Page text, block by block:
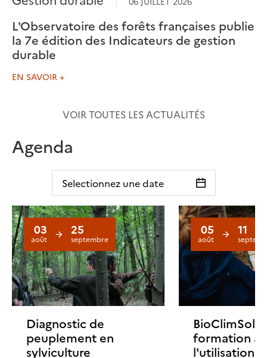
L'Observatoire des forêts françaises publie
la 7e édition des Indicateurs de gestion
durable
EN SAVOIR +
VOIR TOUTES LES ACTUALITÉS
Agenda
Selectionnez une date
03
août
25
septembre
Diagnostic de
peuplement en
sylviculture
05
août
11
BioClimSol :
formation à
l'utilisation